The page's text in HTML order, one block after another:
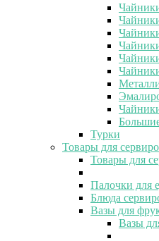
Турки
Товары для
Товары для
Палочки для
Блюда
Вазы для
Вазы